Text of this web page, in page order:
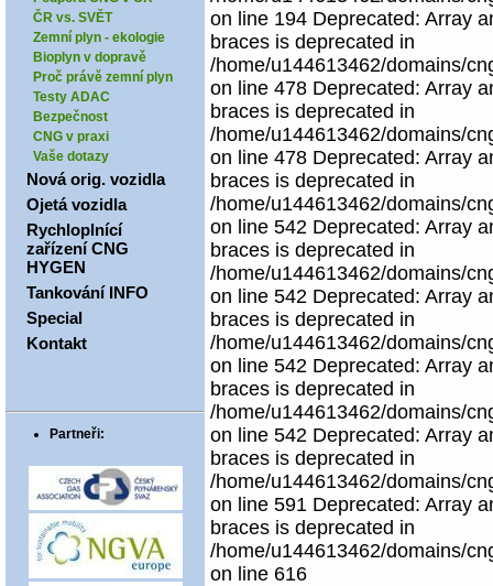
on line 194 Deprecated: Array
braces is deprecated in
/home/u144613462/domains/
on line 478 Deprecated: Array
braces is deprecated in
/home/u144613462/domains/
on line 478 Deprecated: Array
braces is deprecated in
/home/u144613462/domains/
on line 542 Deprecated: Array
braces is deprecated in
/home/u144613462/domains/
on line 542 Deprecated: Array
braces is deprecated in
/home/u144613462/domains/
on line 542 Deprecated: Array
braces is deprecated in
/home/u144613462/domains/
on line 542 Deprecated: Array
braces is deprecated in
/home/u144613462/domains/
on line 591 Deprecated: Array
braces is deprecated in
/home/u144613462/domains/
on line 616
ČR vs. SVĚT
Zemní plyn - ekologie
Bioplyn v dopravě
Proč právě zemní plyn
Testy ADAC
Bezpečnost
CNG v praxi
Vaše dotazy
Nová orig. vozidla
Ojetá vozidla
Rychloplnící
zařízení CNG
HYGEN
Tankování INFO
Special
Kontakt
Partneři: